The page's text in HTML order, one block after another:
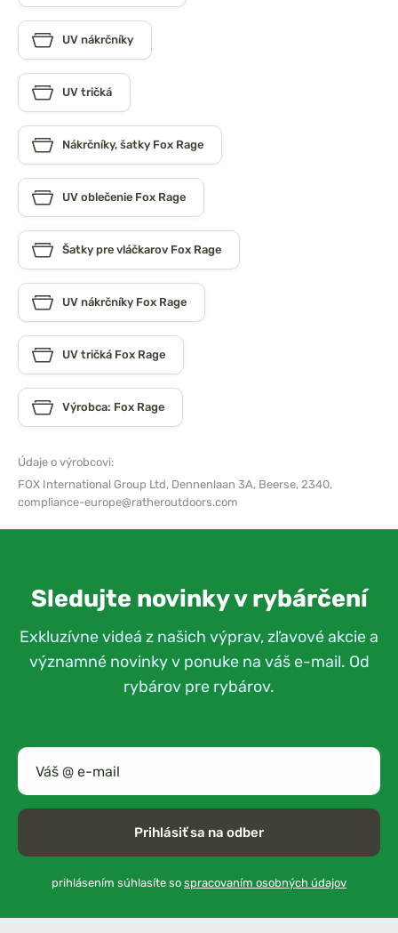
UV nákrčníky
UV tričká
Nákrčníky, šatky Fox Rage
UV oblečenie Fox Rage
Šatky pre vláčkarov Fox Rage
UV nákrčníky Fox Rage
UV tričká Fox Rage
Výrobca: Fox Rage
Údaje o výrobcovi:
FOX International Group Ltd, Dennenlaan 3A, Beerse, 2340,
compliance-europe@ratheroutdoors.com
Sledujte novinky v rybárčení
Exkluzívne videá z našich výprav, zľavové akcie a
významné novinky v ponuke na váš e-mail. Od
rybárov pre rybárov.
Prihlásiť sa na odber
prihlásením súhlasíte so spracovaním osobných údajov